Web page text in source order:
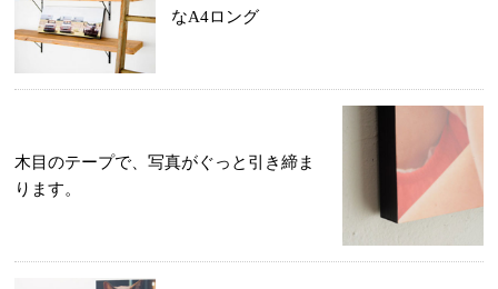
なA4ロング
木目のテープで、写真がぐっと引き締ま
ります。